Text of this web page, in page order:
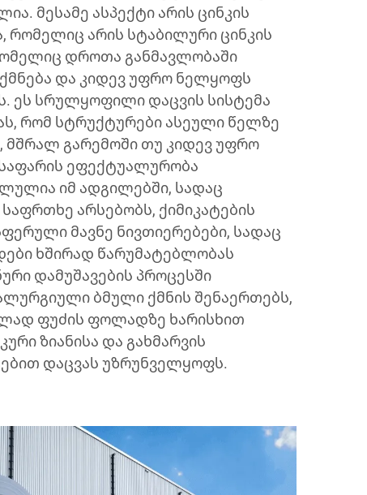
მესამე ასპექტი არის ცინკის
რომელიც არის სტაბილური ცინკის
დროთა განმავლობაში
და კიდევ უფრო ნელყოფს
ეს სრულყოფილი დაცვის სისტემა
რომ სტრუქტურები ასეული წელზე
მშრალ გარემოში თუ კიდევ უფრო
ეფექტუალურობა
იმ ადგილებში, სადაც
არსებობს, ქიმიკატების
მავნე ნივთიერებები, სადაც
ხშირად წარუმატებლობას
დამუშავების პროცესში
ბმული ქმნის შენაერთებს,
ფუძის ფოლადზე ხარისხით
ზიანისა და გახმარვის
დაცვას უზრუნველყოფს.